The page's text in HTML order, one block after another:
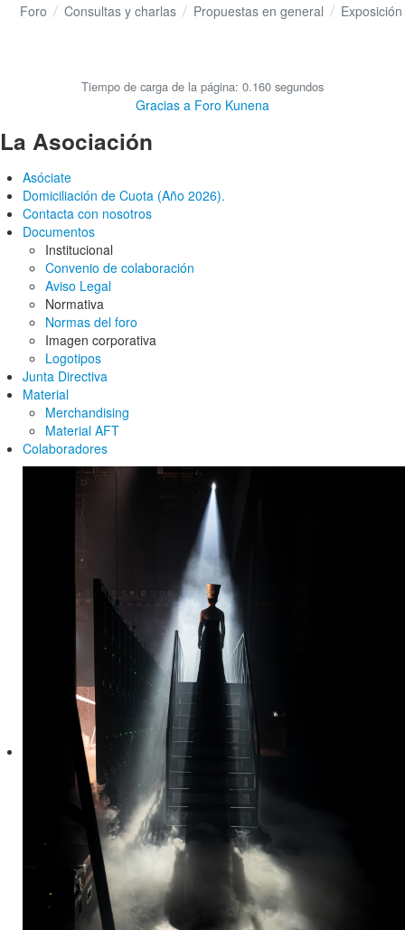
Foro Consultas y charlas Propuestas en general Exposición
Tiempo de carga de la página: 0.160 segundos
Gracias a Foro Kunena
La Asociación
Asóciate
Domiciliación de Cuota (Año 2026).
Contacta con nosotros
Documentos
Institucional
Convenio de colaboración
Aviso Legal
Normativa
Normas del foro
Imagen corporativa
Logotipos
Junta Directiva
Material
Merchandising
Material AFT
Colaboradores